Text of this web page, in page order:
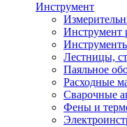
Инструмент
Инструмент
Лестницы,
Паяльное
Расходные
Сварочные
Фены и